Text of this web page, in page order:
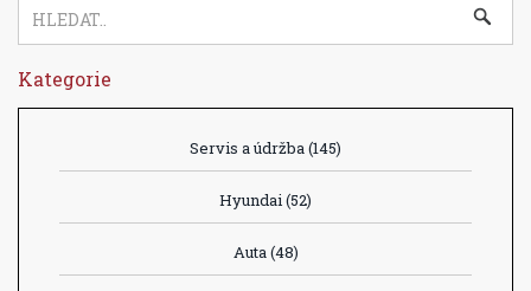
Kategorie
Servis a údržba (145)
Hyundai (52)
Auta (48)